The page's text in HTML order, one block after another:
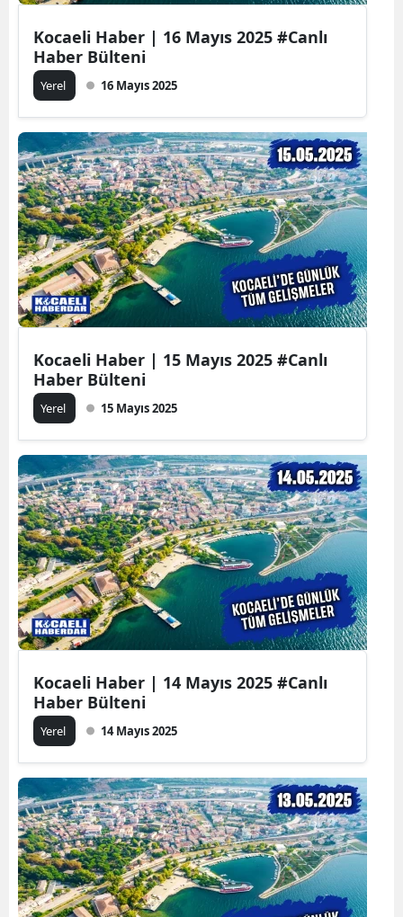
Kocaeli Haber | 16 Mayıs 2025 #Canlı
Haber Bülteni
Yerel 16 Mayıs 2025
Kocaeli Haber | 15 Mayıs 2025 #Canlı
Haber Bülteni
Yerel 15 Mayıs 2025
Kocaeli Haber | 14 Mayıs 2025 #Canlı
Haber Bülteni
Yerel 14 Mayıs 2025